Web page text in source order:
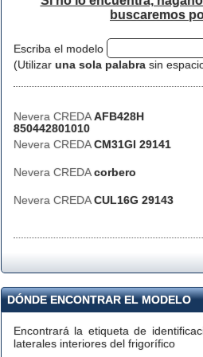
buscaremos
Escriba el modelo
(Utilizar una sola palabra sin
Nevera CREDAAFB428H
850442801010
Nevera CREDACM31GI 29141
Nevera CREDAcorbero
Nevera CREDACUL16G 29143
DÓNDE ENCONTRAR EL MODELO
Encontrará la etiqueta de
laterales interiores del frigorífico